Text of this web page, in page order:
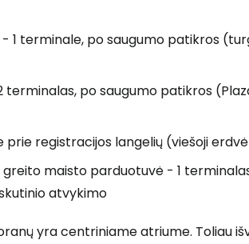
- 1 terminale, po saugumo patikros
terminalas, po saugumo patikros
registracijos langelių (viešoji
greito maisto parduotuvė - 1
atvykimo
yra centriniame atriume. Toliau